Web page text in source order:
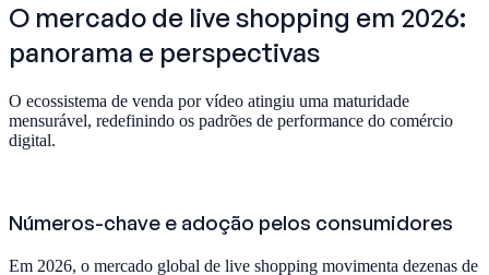
O mercado de live shopping em 2026:
panorama e perspectivas
O ecossistema de venda por vídeo atingiu uma maturidade
mensurável, redefinindo os padrões de performance do comércio
digital.
Números-chave e adoção pelos consumidores
Em 2026, o mercado global de live shopping movimenta dezenas de